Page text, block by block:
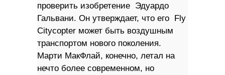
проверить изобретение Эдуардо
Гальвани. Он утверждает, что его Fly
Citycopter может быть воздушным
транспортом нового поколения.
Марти МакФлай, конечно, летал на
нечто более современном, но